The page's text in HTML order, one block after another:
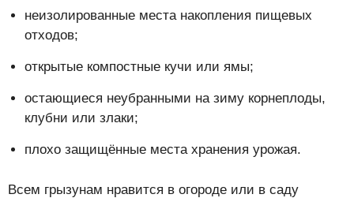
неизолированные места накопления пищевых
отходов;
открытые компостные кучи или ямы;
остающиеся неубранными на зиму корнеплоды,
клубни или злаки;
плохо защищённые места хранения урожая.
Всем грызунам нравится в огороде или в саду